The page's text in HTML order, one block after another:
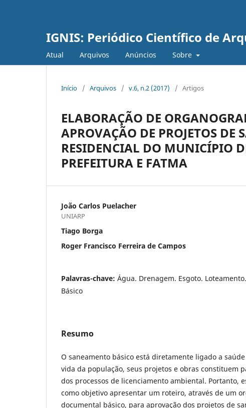
IGNIS: Periódico Científico de
Atual Arquivos Anúncios Sobre
Início / Arquivos / v.6, n.2 (2017) / Artigos
ELABORAÇÃO DE
APROVAÇÃO DE PROJETOS
RESIDENCIAL DO MUNICÍPIO
PREFEITURA E FATMA
João Carlos Puelacher
UNIARP
Tiago Borga
Roger Francisco Ferreira de Campos
Palavras-chave: Água. Drenagem. Esgoto.
Básico
Resumo
O saneamento básico está diretamente ligado a
vida da população, seus projetos e obras constituem
dos processos de licenciamento ambiental. Portanto,
como objetivo apresentar um roteiro, através de um
documental básico, para aprovação dos projetos de